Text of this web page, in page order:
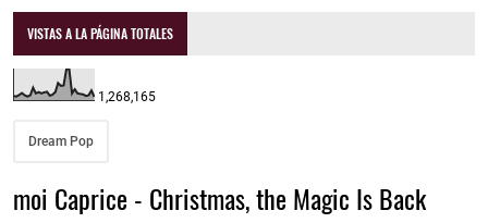
VISTAS A LA PÁGINA TOTALES
1,268,165
Dream Pop
moi Caprice - Christmas, the Magic Is Back